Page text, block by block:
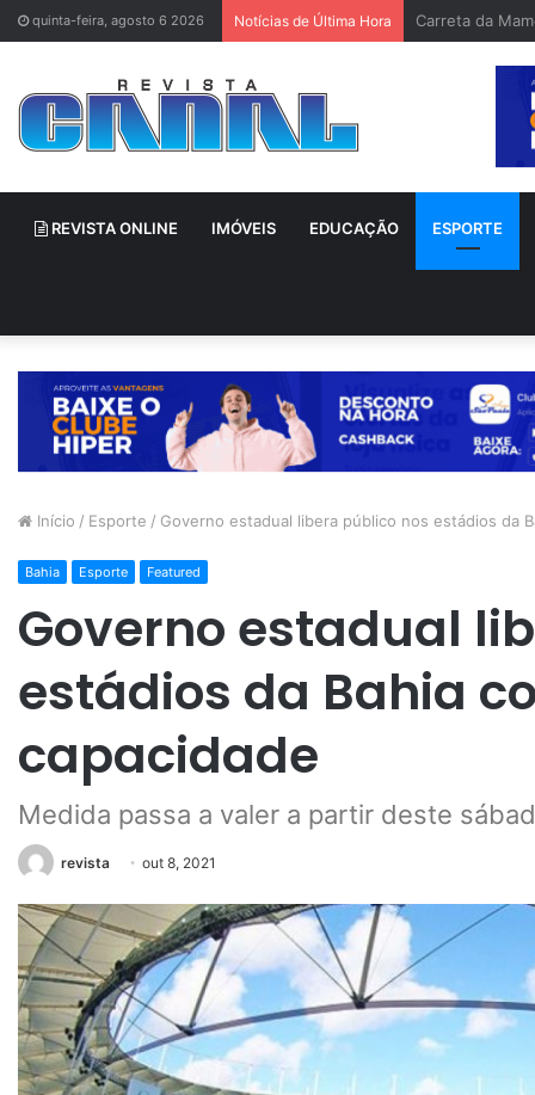
quinta-feira, agosto 6 2026 Notícias de Última Hora Bruno
REVISTA ONLINE IMÓVEIS EDUCAÇÃO ESPORTE
Início / Esporte / Governo estadual libera público nos estádios da
Bahia Esporte Featured
Governo estadual
estádios da Bahia
capacidade
Medida passa a valer a partir deste
revista out 8, 2021